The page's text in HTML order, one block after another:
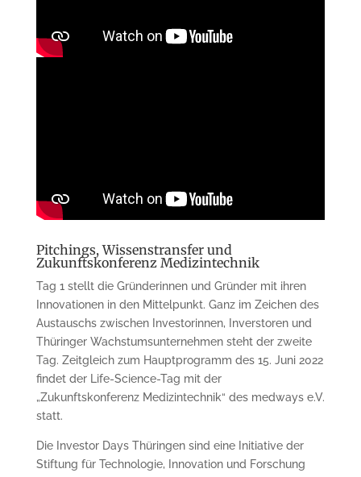
Pitchings, Wissenstransfer und
Zukunftskonferenz Medizintechnik
Tag 1 stellt die Gründerinnen und Gründer mit ihren
Innovationen in den Mittelpunkt. Ganz im Zeichen des
Austauschs zwischen Investorinnen, Inverstoren und
Thüringer Wachstumsunternehmen steht der zweite
Tag. Zeitgleich zum Hauptprogramm des 15. Juni 2022
findet der Life-Science-Tag mit der
„Zukunftskonferenz Medizintechnik“ des medways e.V.
statt.
Die Investor Days Thüringen sind eine Initiative der
Stiftung für Technologie, Innovation und Forschung